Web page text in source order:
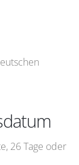
26 Tage oder